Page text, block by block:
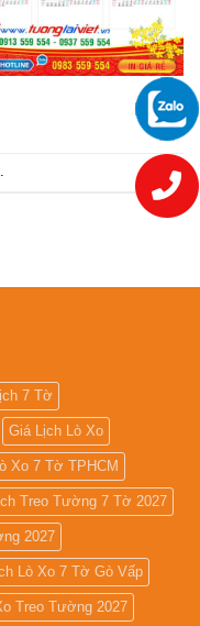
7 Tờ
Giá Lịch Lò Xo
Xo 7 Tờ TPHCM
Treo Tường 7 Tờ 2027
2027
Lò Xo 7 Tờ Gò Vấp
Treo Tường 2027